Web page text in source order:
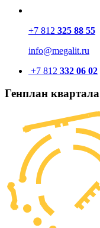
+7 812 325 88 55
info@megalit.ru
+7 812 332 06 02
Генплан квартала